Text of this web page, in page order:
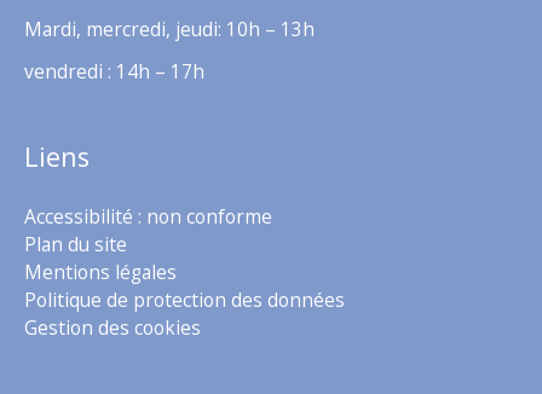
Mardi, mercredi, jeudi: 10h – 13h
vendredi : 14h – 17h
Liens
Accessibilité : non conforme
Plan du site
Mentions légales
Politique de protection des données
Gestion des cookies